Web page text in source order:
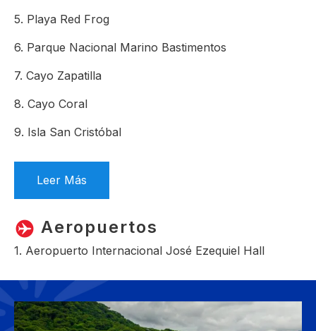
5. Playa Red Frog
6. Parque Nacional Marino Bastimentos
7. Cayo Zapatilla
8. Cayo Coral
9. Isla San Cristóbal
Leer Más
Aeropuertos
1. Aeropuerto Internacional José Ezequiel Hall